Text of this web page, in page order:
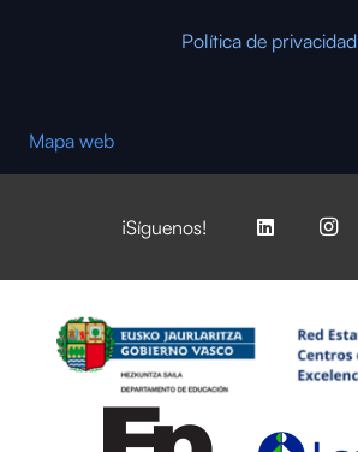
Política de privacidad
Mapa web
¡Síguenos!